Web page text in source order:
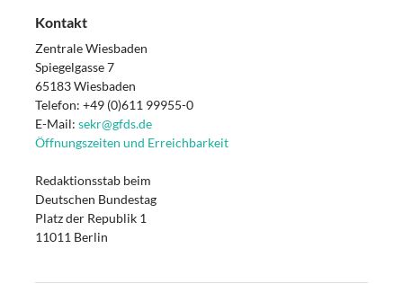
Kontakt
Zentrale Wiesbaden
Spiegelgasse 7
65183 Wiesbaden
Telefon: +49 (0)611 99955-0
E-Mail: sekr@gfds.de
Öffnungszeiten und Erreichbarkeit
Redaktionsstab beim
Deutschen Bundestag
Platz der Republik 1
11011 Berlin